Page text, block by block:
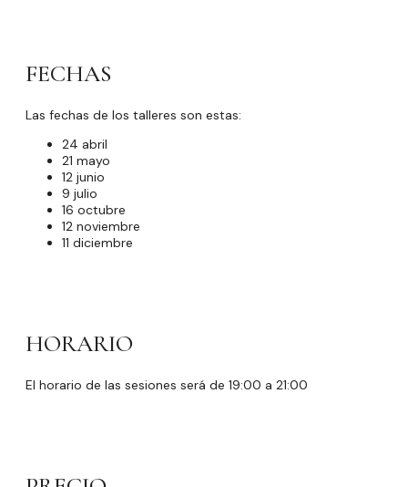
FECHAS
Las fechas de los talleres son estas:
24 abril
21 mayo
12 junio
9 julio
16 octubre
12 noviembre
11 diciembre
HORARIO
El horario de las sesiones será de 19:00 a 21:00